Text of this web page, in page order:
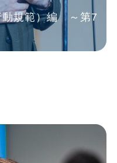
動規範）編 ～第7